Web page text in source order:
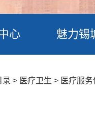
心 魅力锡
> 医疗卫生 > 医疗服务